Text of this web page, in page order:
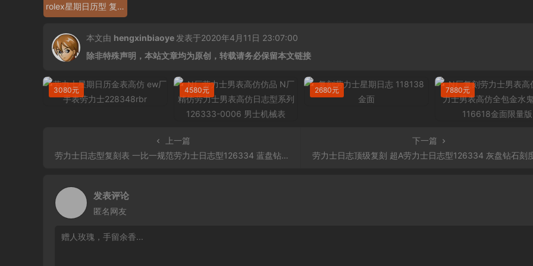
rolex星期日历型 复刻劳力士日志型38毫米
本文由 hengxinbiaoye 发表于2020年4月11日 23:07:00
除非特殊声明，本站文章均为原创，转载请务必保留本文链接
3080元 4580元 2680元 7880元
上一篇
劳力士日志型复刻表 一比一规范劳力士日志型126334 蓝盘钻石刻度 男士自动机械表
下一篇
劳力士日志顶级复刻 超A劳力士日志型126334 灰盘钻石刻度 男士自动机
发表评论
匿名网友